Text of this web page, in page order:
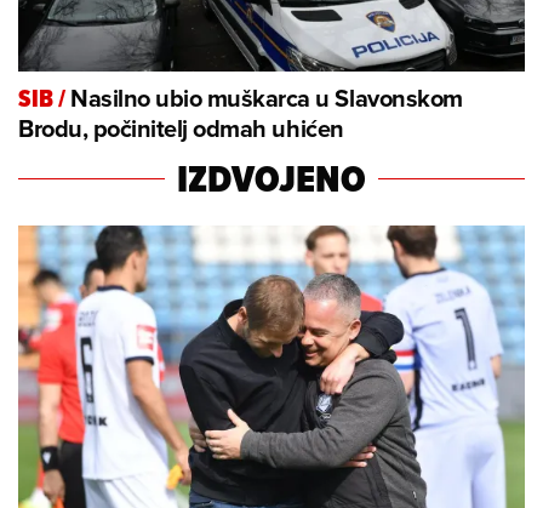
SIB/Nasilno ubio muškarca u Slavonskom
Brodu, počinitelj odmah uhićen
IZDVOJENO